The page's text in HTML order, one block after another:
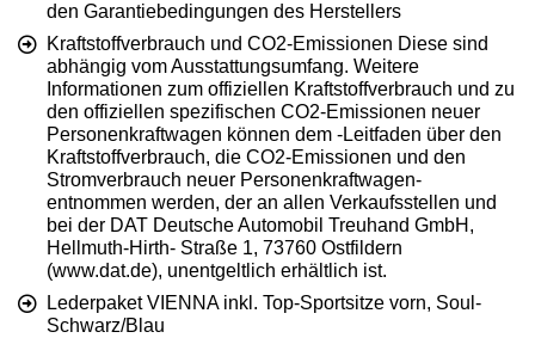
den Garantiebedingungen des Herstellers
Kraftstoffverbrauch und CO2-Emissionen Diese sind
abhängig vom Ausstattungsumfang. Weitere
Informationen zum offiziellen Kraftstoffverbrauch und zu
den offiziellen spezifischen CO2-Emissionen neuer
Personenkraftwagen können dem -Leitfaden über den
Kraftstoffverbrauch, die CO2-Emissionen und den
Stromverbrauch neuer Personenkraftwagen-
entnommen werden, der an allen Verkaufsstellen und
bei der DAT Deutsche Automobil Treuhand GmbH,
Hellmuth-Hirth- Straße 1, 73760 Ostfildern
(www.dat.de), unentgeltlich erhältlich ist.
Lederpaket VIENNA inkl. Top-Sportsitze vorn, Soul-
Schwarz/Blau